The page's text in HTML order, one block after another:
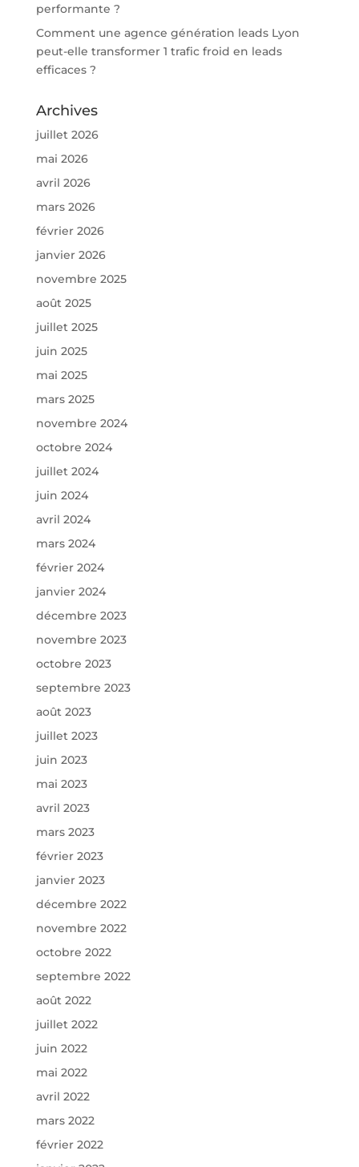
performante ?
Comment une agence génération leads Lyon
peut-elle transformer 1 trafic froid en leads
efficaces ?
Archives
juillet 2026
mai 2026
avril 2026
mars 2026
février 2026
janvier 2026
novembre 2025
août 2025
juillet 2025
juin 2025
mai 2025
mars 2025
novembre 2024
octobre 2024
juillet 2024
juin 2024
avril 2024
mars 2024
février 2024
janvier 2024
décembre 2023
novembre 2023
octobre 2023
septembre 2023
août 2023
juillet 2023
juin 2023
mai 2023
avril 2023
mars 2023
février 2023
janvier 2023
décembre 2022
novembre 2022
octobre 2022
septembre 2022
août 2022
juillet 2022
juin 2022
mai 2022
avril 2022
mars 2022
février 2022